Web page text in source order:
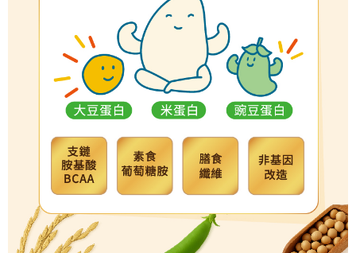
每筆NT$100，滿NT$1,000(含以上)免運費